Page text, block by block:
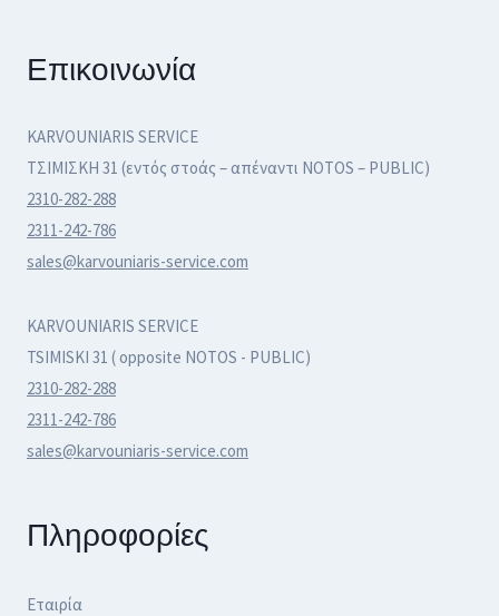
Επικοινωνία
KARVOUNIARIS SERVICE
ΤΣΙΜΙΣΚΗ 31 (εντός στοάς – απέναντι NOTOS – PUBLIC)
2310-282-288
2311-242-786
sales@karvouniaris-service.com
KARVOUNIARIS SERVICE
TSIMISKI 31 ( opposite NOTOS - PUBLIC)
2310-282-288
2311-242-786
sales@karvouniaris-service.com
Πληροφορίες
Εταιρία